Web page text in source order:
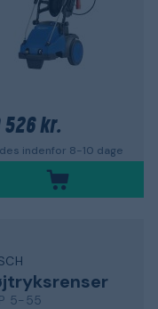
526 kr.
indenfor 8-10 dage
5-55